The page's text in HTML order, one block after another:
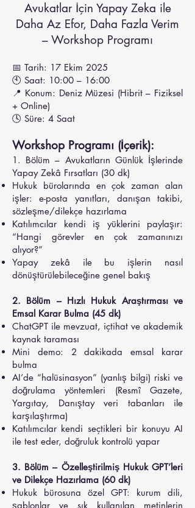
Avukatlar İçin Yapay Zeka ile
Daha Az Efor, Daha Fazla Verim
– Workshop Programı
📅 Tarih: 17 Ekim 2025
🕙 Saat: 10:00 – 16:00
📍 Konum: Deniz Müzesi (Hibrit – Fiziksel
+ Online)
🕓 Süre: 4 Saat
Workshop Programı (İçerik):
1. Bölüm – Avukatların Günlük İşlerinde
Yapay Zekâ Fırsatları (30 dk)
Hukuk bürolarında en çok zaman alan
işler: e-posta yanıtları, danışan takibi,
sözleşme/dilekçe hazırlama
Katılımcılar kendi iş yüklerini paylaşır:
“Hangi görevler en çok zamanınızı
alıyor?”
Yapay zekâ ile bu işlerin nasıl
dönüştürülebileceğine genel bakış
2. Bölüm – Hızlı Hukuk Araştırması ve
Emsal Karar Bulma (45 dk)
ChatGPT ile mevzuat, içtihat ve akademik
kaynak taraması
Mini demo: 2 dakikada emsal karar
bulma
AI’de “halüsinasyon” (yanlış bilgi) riski ve
doğrulama yöntemleri (Resmî Gazete,
Yargıtay, Danıştay veri tabanları ile
karşılaştırma)
Katılımcılar kendi seçtikleri bir konuyu AI
ile test eder, doğruluk kontrolü yapar
3. Bölüm – Özelleştirilmiş Hukuk GPT’leri
ve Dilekçe Hazırlama (60 dk)
Hukuk bürosuna özel GPT: kurum dili,
şablonlar ve sık kullanılan metinlerin